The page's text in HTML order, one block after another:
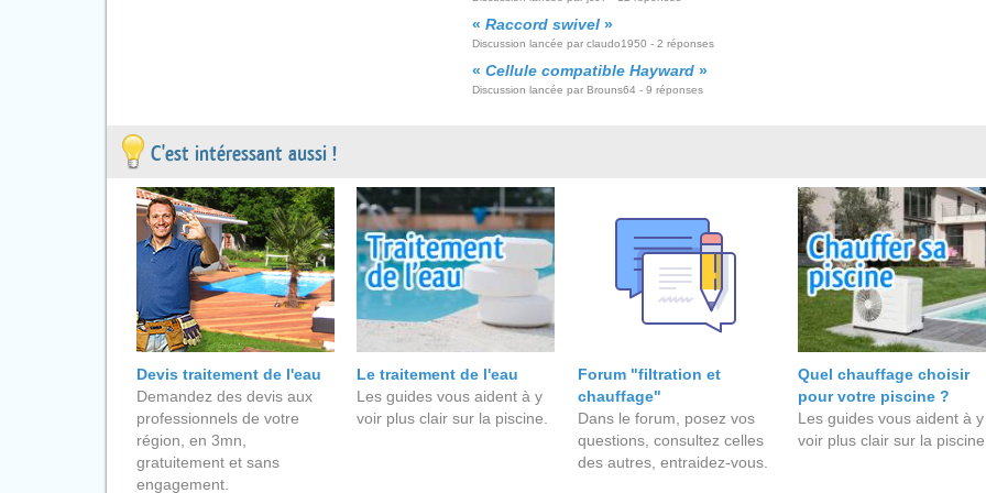
« Raccord swivel »
Discussion lancée par claudo1950 - 2 réponses
« Cellule compatible Hayward »
Discussion lancée par Brouns64 - 9 réponses
C'est intéressant aussi !
Devis traitement de l'eau
Demandez des devis aux
professionnels de votre
région, en 3mn,
gratuitement et sans
engagement.
Le traitement de l'eau
Les guides vous aident à y
voir plus clair sur la piscine.
Forum "filtration et
chauffage"
Dans le forum, posez vos
questions, consultez celles
des autres, entraidez-vous.
Quel chauffage choisir
pour votre piscine ?
Les guides vous aident à y
voir plus clair sur la